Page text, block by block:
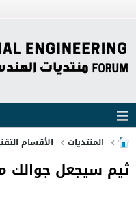
المنتديات الأقسام
ثيم سيجعل جوالك